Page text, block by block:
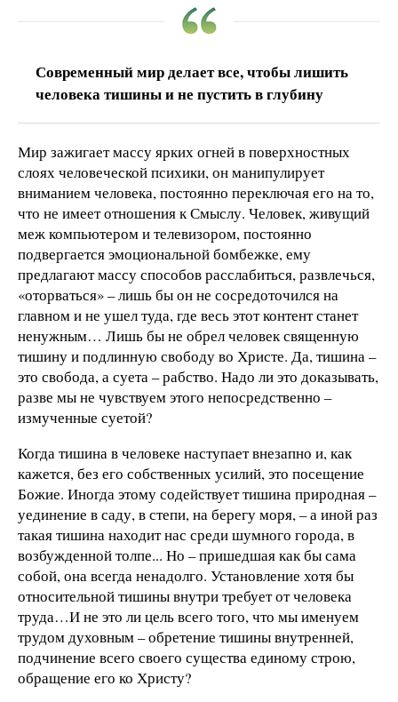
Современный мир делает все, чтобы лишить
человека тишины и не пустить в глубину
Мир зажигает массу ярких огней в поверхностных
слоях человеческой психики, он манипулирует
вниманием человека, постоянно переключая его на то,
что не имеет отношения к Смыслу. Человек, живущий
меж компьютером и телевизором, постоянно
подвергается эмоциональной бомбежке, ему
предлагают массу способов расслабиться, развлечься,
«оторваться» – лишь бы он не сосредоточился на
главном и не ушел туда, где весь этот контент станет
ненужным… Лишь бы не обрел человек священную
тишину и подлинную свободу во Христе. Да, тишина –
это свобода, а суета – рабство. Надо ли это доказывать,
разве мы не чувствуем этого непосредственно –
измученные суетой?
Когда тишина в человеке наступает внезапно и, как
кажется, без его собственных усилий, это посещение
Божие. Иногда этому содействует тишина природная –
уединение в саду, в степи, на берегу моря, – а иной раз
такая тишина находит нас среди шумного города, в
возбужденной толпе... Но – пришедшая как бы сама
собой, она всегда ненадолго. Установление хотя бы
относительной тишины внутри требует от человека
труда…И не это ли цель всего того, что мы именуем
трудом духовным – обретение тишины внутренней,
подчинение всего своего существа единому строю,
обращение его ко Христу?